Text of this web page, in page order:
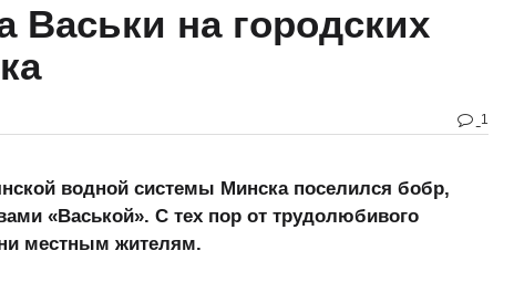
Васьки на городских
1
водной системы Минска поселился бобр,
«Васькой». С тех пор от трудолюбивого
местным жителям.